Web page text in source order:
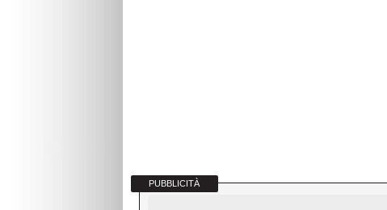
PUBBLICITÀ